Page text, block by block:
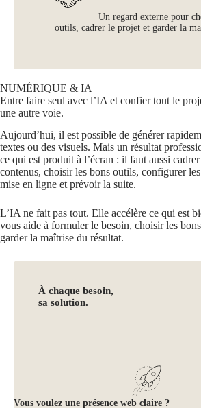
Un regard externe pour
outils, cadrer le projet et garder la
NUMÉRIQUE & IA
Entre faire seul avec l’IA et confier tout le
une autre voie.
Aujourd’hui, il est possible de générer
textes ou des visuels. Mais un résultat
ce qui est produit à l’écran : il faut aussi
contenus, choisir les bons outils, configurer
mise en ligne et prévoir la suite.
L’IA ne fait pas tout. Elle accélère ce qui est
vous aide à formuler le besoin, choisir les
garder la maîtrise du résultat.
À chaque besoin,
sa solution.
Vous voulez une présence web claire ?